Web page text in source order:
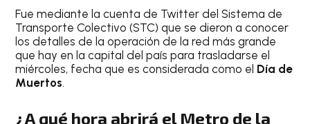
Fue mediante la cuenta de Twitter del Sistema de
Transporte Colectivo (STC) que se dieron a conocer
los detalles de la operación de la red más grande
que hay en la capital del país para trasladarse el
miércoles, fecha que es considerada como el Día de
Muertos.
¿A qué hora abrirá el Metro de la